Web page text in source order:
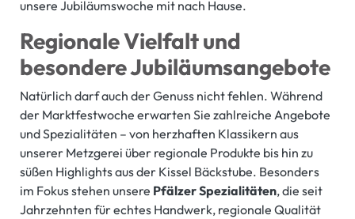
unsere Jubiläumswoche mit nach Hause.
Regionale Vielfalt und
besondere Jubiläumsangebote
Natürlich darf auch der Genuss nicht fehlen. Während
der Marktfestwoche erwarten Sie zahlreiche Angebote
und Spezialitäten – von herzhaften Klassikern aus
unserer Metzgerei über regionale Produkte bis hin zu
süßen Highlights aus der Kissel Bäckstube. Besonders
im Fokus stehen unsere Pfälzer Spezialitäten, die seit
Jahrzehnten für echtes Handwerk, regionale Qualität